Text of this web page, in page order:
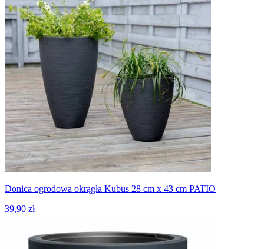
Donica ogrodowa okrągła Kubus 28 cm x 43 cm PATIO
39,90 zł